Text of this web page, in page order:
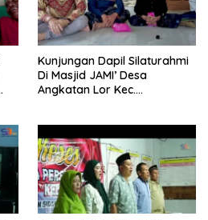
Kunjungan Dapil Silaturahmi
Di Masjid JAMI’ Desa
Angkatan Lor Kec.